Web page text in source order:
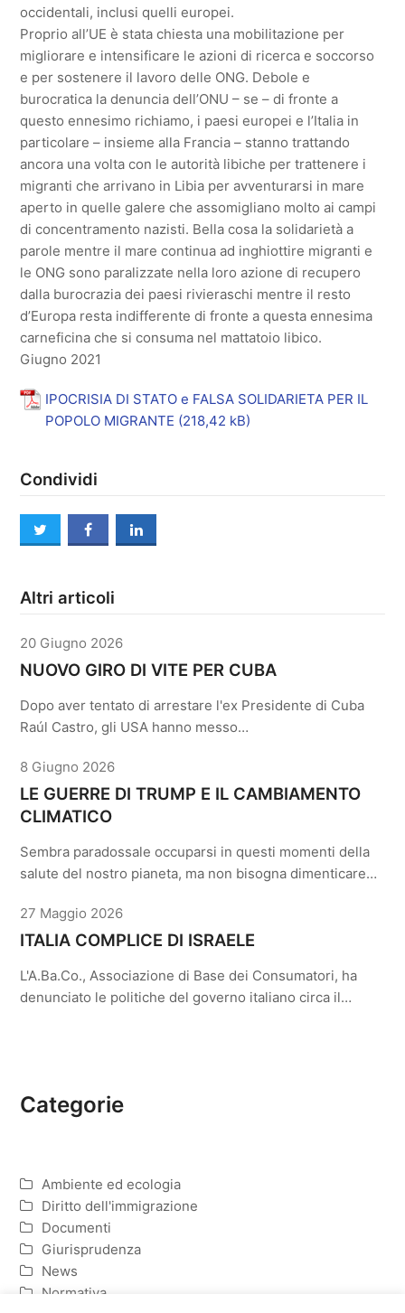
occidentali, inclusi quelli europei.
Proprio all’UE è stata chiesta una mobilitazione per
migliorare e intensificare le azioni di ricerca e soccorso
e per sostenere il lavoro delle ONG. Debole e
burocratica la denuncia dell’ONU – se – di fronte a
questo ennesimo richiamo, i paesi europei e l’Italia in
particolare – insieme alla Francia – stanno trattando
ancora una volta con le autorità libiche per trattenere i
migranti che arrivano in Libia per avventurarsi in mare
aperto in quelle galere che assomigliano molto ai campi
di concentramento nazisti. Bella cosa la solidarietà a
parole mentre il mare continua ad inghiottire migranti e
le ONG sono paralizzate nella loro azione di recupero
dalla burocrazia dei paesi rivieraschi mentre il resto
d’Europa resta indifferente di fronte a questa ennesima
carneficina che si consuma nel mattatoio libico.
Giugno 2021
IPOCRISIA DI STATO e FALSA SOLIDARIETA PER IL
POPOLO MIGRANTE
Condividi
twitter facebooklinkedin
Altri articoli
20 Giugno 2026
NUOVO GIRO DI VITE PER CUBA
Dopo aver tentato di arrestare l'ex Presidente di Cuba
Raúl Castro, gli USA hanno messo…
8 Giugno 2026
LE GUERRE DI TRUMP E IL CAMBIAMENTO
CLIMATICO
Sembra paradossale occuparsi in questi momenti della
salute del nostro pianeta, ma non bisogna dimenticare…
27 Maggio 2026
ITALIA COMPLICE DI ISRAELE
L'A.Ba.Co., Associazione di Base dei Consumatori, ha
denunciato le politiche del governo italiano circa il…
Categorie
Ambiente ed ecologia
Diritto dell'immigrazione
Documenti
Giurisprudenza
News
Normativa